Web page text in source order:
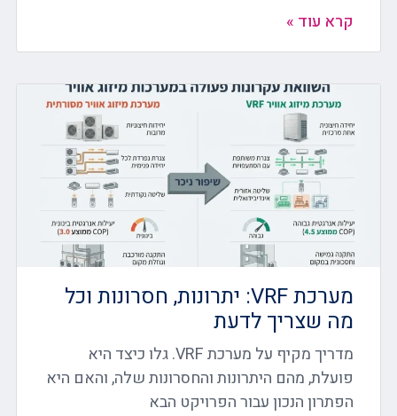
קרא עוד »
מערכת VRF: יתרונות, חסרונות וכל
מה שצריך לדעת
מדריך מקיף על מערכת VRF. גלו כיצד היא
פועלת, מהם היתרונות והחסרונות שלה, והאם היא
הפתרון הנכון עבור הפרויקט הבא